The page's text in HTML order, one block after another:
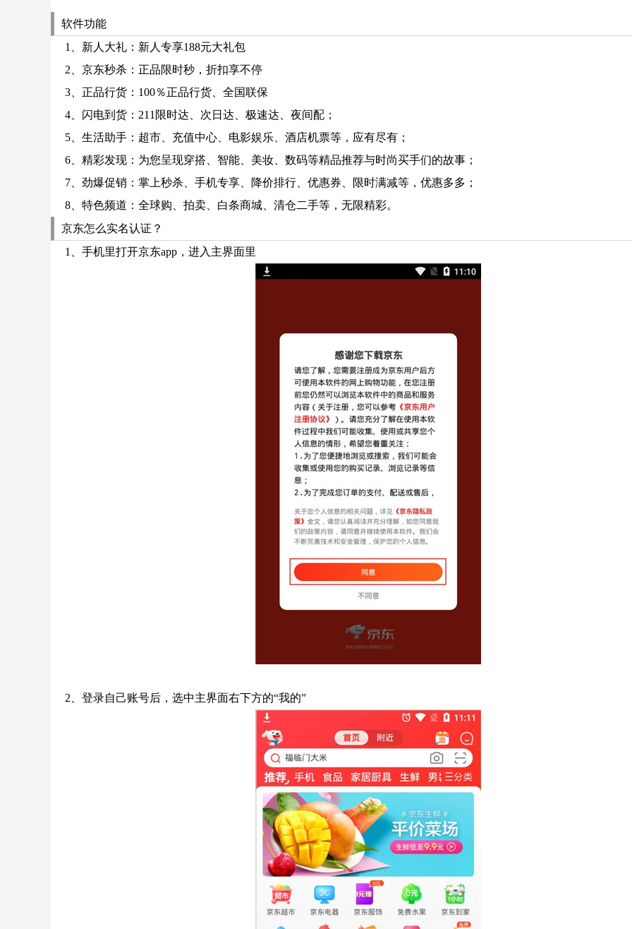
软件功能
1、新人大礼：新人专享188元大礼包
2、京东秒杀：正品限时秒，折扣享不停
3、正品行货：100％正品行货、全国联保
4、闪电到货：211限时达、次日达、极速达、夜间配；
5、生活助手：超市、充值中心、电影娱乐、酒店机票等，应有尽有；
6、精彩发现：为您呈现穿搭、智能、美妆、数码等精品推荐与时尚买手们的故事；
7、劲爆促销：掌上秒杀、手机专享、降价排行、优惠券、限时满减等，优惠多多；
8、特色频道：全球购、拍卖、白条商城、清仓二手等，无限精彩。
京东怎么实名认证？
1、手机里打开京东app，进入主界面里
2、登录自己账号后，选中主界面右下方的“我的”